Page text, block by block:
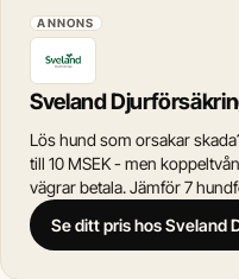
ANNONS
Sveland
Lös hund som orsakar
till 10 MSEK - men
vägrar betala. Jämför 7
Se ditt pris hos Sveland